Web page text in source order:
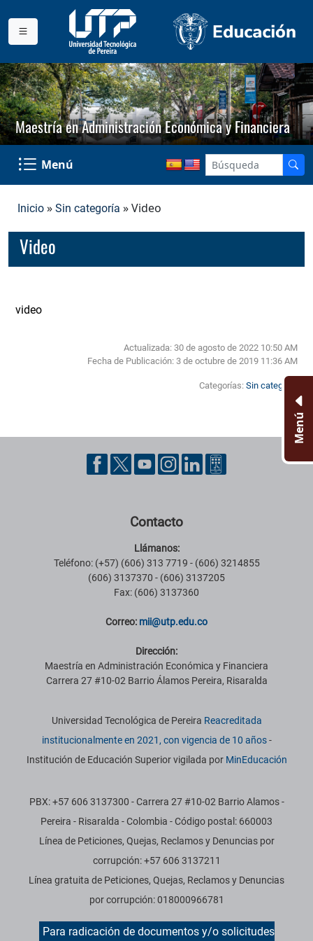
Maestría en Administración Económica y Financiera
Menú
Inicio » Sin categoría » Video
Video
video
Actualizada: 30 de agosto de 2022 10:50 AM
Fecha de Publicación: 3 de octubre de 2019 11:36 AM
Categorías: Sin categoría
Menú
Pie de página con información de contacto, redes sociales y datos
Contacto
Llámanos:
Teléfono: (+57) (606) 313 7719 - (606) 3214855
(606) 3137370 - (606) 3137205
Fax: (606) 3137360
Correo: mii@utp.edu.co
Dirección:
Maestría en Administración Económica y Financiera
Carrera 27 #10-02 Barrio Álamos Pereira, Risaralda
Información institucional
Universidad Tecnológica de Pereira Reacreditada
institucionalmente en 2021, con vigencia de 10 años-
Institución de Educación Superior vigilada por MinEducación
PBX: +57 606 3137300 - Carrera 27 #10-02 Barrio Alamos -
Pereira - Risaralda - Colombia - Código postal: 660003
Línea de Peticiones, Quejas, Reclamos y Denuncias por
corrupción: +57 606 3137211
Línea gratuita de Peticiones, Quejas, Reclamos y Denuncias
por corrupción: 018000966781
Para radicación de documentos y/o solicitudes